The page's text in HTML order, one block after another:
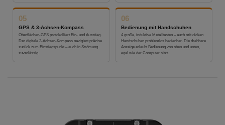
05
GPS & 3-Achsen-Kompass
Oberflächen-GPS protokolliert Ein- und Ausstieg.
Der digitale 3-Achsen-Kompass navigiert präzise
zurück zum Einstiegspunkt – auch in Strömung
zuverlässig.
06
Bedienung mit Handschuhen
4 große, induktive Metalltasten – auch mit dicken
Handschuhen problemlos bedienbar. Die drehbare
Anzeige erlaubt Bedienung von oben und unten,
egal wie der Computer sitzt.